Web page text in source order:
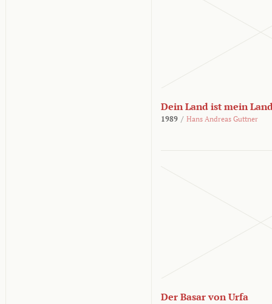
Dein Land ist mein
1989 / Hans Andreas Guttner
Der Basar von Urfa